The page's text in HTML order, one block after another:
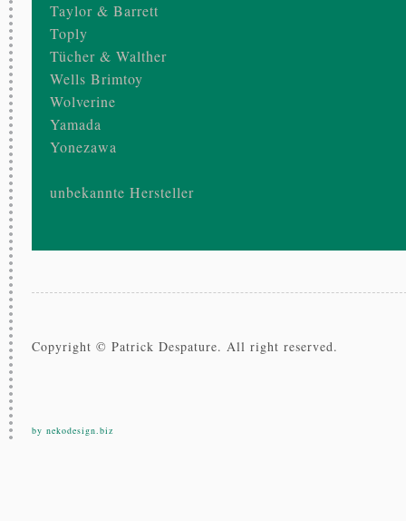
Taylor & Barrett
Toply
Tücher & Walther
Wells Brimtoy
Wolverine
Yamada
Yonezawa
unbekannte Hersteller
Copyright © Patrick Despature. All right reserved.
by nekodesign.biz